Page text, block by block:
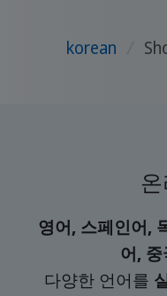
korean
영어, 스페인어,
어,
다양한 언어를